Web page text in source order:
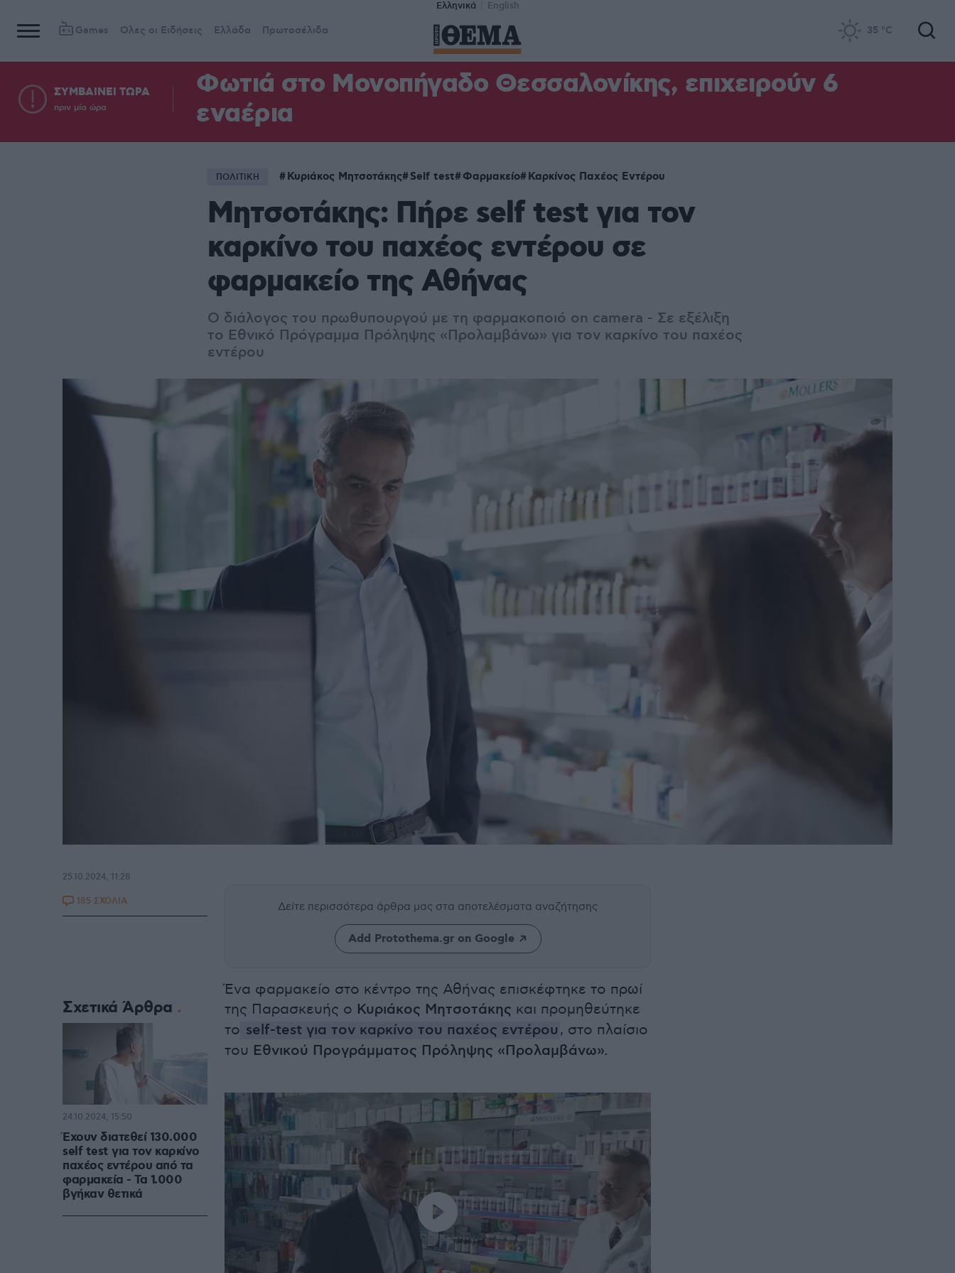
Ελληνικά English
Games Όλες οι Ειδήσεις Ελλάδα Πρωτοσέλιδα 35 °C
ΣΥΜΒΑΙΝΕΙ ΤΩΡΑ
πριν μία ώρα
Φωτιά στο Μονοπήγαδο Θεσσαλονίκης, επιχειρούν 6
εναέρια
ΠΟΛΙΤΙΚΗ Κυριάκος Μητσοτάκης Self test Φαρμακείο Καρκίνος Παχέος Εντέρου
Μητσοτάκης: Πήρε self test για τον
καρκίνο του παχέος εντέρου σε
φαρμακείο της Αθήνας
Ο διάλογος του πρωθυπουργού με τη φαρμακοποιό on camera - Σε εξέλιξη
το Εθνικό Πρόγραμμα Πρόληψης «Προλαμβάνω» για τον καρκίνο του παχέος
εντέρου
Δείτε περισσότερα άρθρα μας στα αποτελέσματα αναζήτησης
Add Protothema.gr on Google
Ένα φαρμακείο στο κέντρο της Αθήνας επισκέφτηκε το πρωί
της Παρασκευής ο Κυριάκος Μητσοτάκης και προμηθεύτηκε
το self-test για τον καρκίνο του παχέος εντέρου, στο πλαίσιο
του Εθνικού Προγράμματος Πρόληψης «Προλαμβάνω».
25.10.2024, 11:28
185 ΣΧΟΛΙΑ
Σχετικά Άρθρα
Έχουν διατεθεί 130.000
self test για τον καρκίνο
παχέος εντέρου από τα
φαρμακεία - Τα 1.000
βγήκαν θετικά
24.10.2024, 15:50